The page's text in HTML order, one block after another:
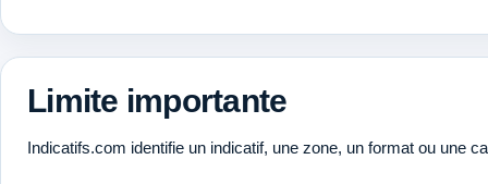
Limite importante
Indicatifs.com identifie un indicatif, une zone, un format ou une